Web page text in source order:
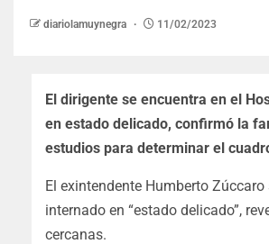
diariolamuynegra 11/02/2023
El dirigente se encuentra en el
en estado delicado, confirmó la
estudios para determinar el
El exintendente Humberto Zúccaro
internado en “estado delicado”,
cercanas.